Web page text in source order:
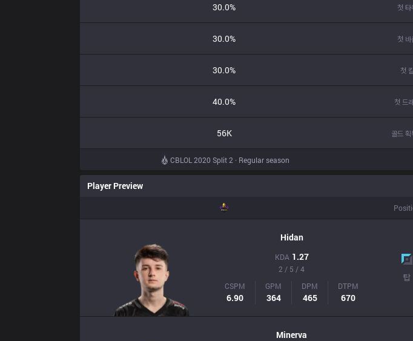
30.0% 첫 타
30.0% 첫 바
30.0% 첫 킬
40.0% 첫 드
56K 골드 획
CBLOL 2020 Split 2 · Regular season
Player Preview
Hidan
KDA 1.27
2 / 5 / 4
CSPM
6.90
GPM
364
DPM
465
DTPM
670
탑
Minerva